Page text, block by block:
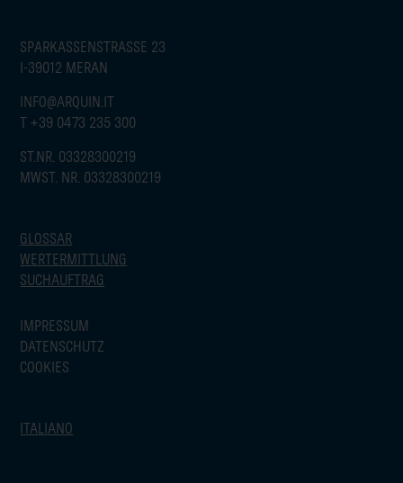
SPARKASSENSTRASSE 23
I-39012 MERAN
INFO@ARQUIN.IT
T +39 0473 235 300
ST.NR. 03328300219
MWST. NR. 03328300219
GLOSSAR
WERTERMITTLUNG
SUCHAUFTRAG
IMPRESSUM
DATENSCHUTZ
COOKIES
ITALIANO